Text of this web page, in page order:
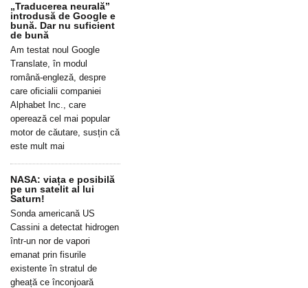
„Traducerea neurală”
introdusă de Google e
bună. Dar nu suficient
de bună
Am testat noul Google
Translate, în modul
română-engleză, despre
care oficialii companiei
Alphabet Inc., care
operează cel mai popular
motor de căutare, susțin că
este mult mai
NASA: viața e posibilă
pe un satelit al lui
Saturn!
Sonda americană US
Cassini a detectat hidrogen
într-un nor de vapori
emanat prin fisurile
existente în stratul de
gheață ce înconjoară